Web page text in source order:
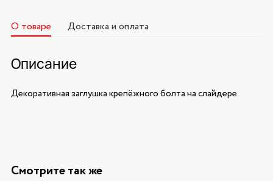
О товаре Доставка и оплата
Описание
Декоративная заглушка крепёжного болта на слайдере.
Смотрите так же